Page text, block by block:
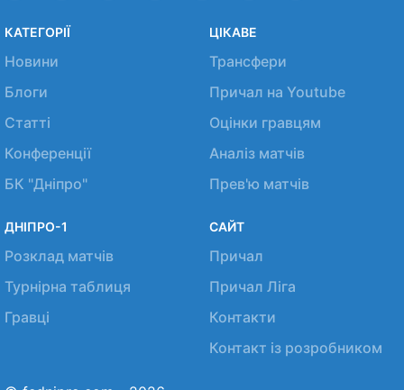
КАТЕГОРІЇ
Новини
Блоги
Статті
Конференції
БК "Дніпро"
ЦІКАВЕ
Трансфери
Причал на Youtube
Оцінки гравцям
Аналіз матчів
Прев'ю матчів
ДНІПРО-1
Розклад матчів
Турнірна таблиця
Гравці
САЙТ
Причал
Причал Ліга
Контакти
Контакт із розробником